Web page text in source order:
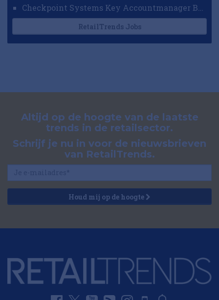
RetailTrends Jobs
Altijd op de hoogte van de laatste
trends in de retailsector.
Schrijf je nu in voor de nieuwsbrieven
van RetailTrends.
Houd mij op de hoogte